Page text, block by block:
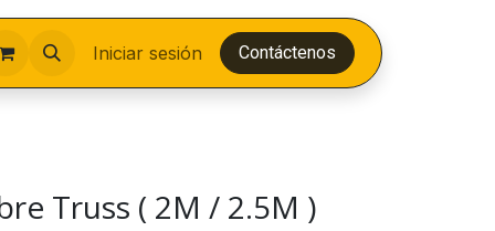
Iniciar sesión Contáctenos
Truss ( 2M / 2.5M )